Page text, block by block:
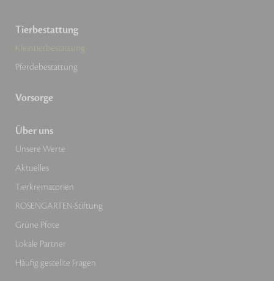
Tierbestattung
Kleintierbestattung
Pferdebestattung
Vorsorge
Über uns
Unsere Werte
Aktuelles
Tierkrematorien
ROSENGARTEN-Stiftung
Grüne Pfote
Lokale Partner
Häufig gestellte Fragen